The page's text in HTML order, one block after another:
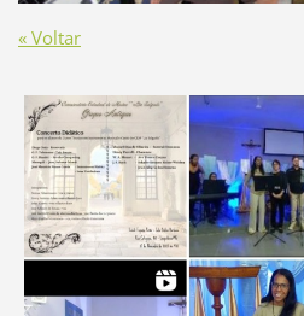
« Voltar